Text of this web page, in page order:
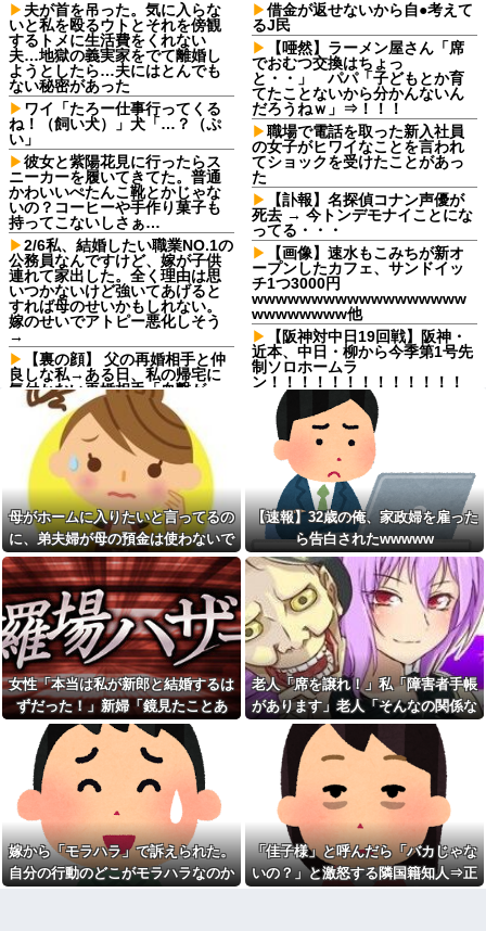
夫が首を吊った。気に入らな
いと私を殴るウトとそれを傍観
するトメに生活費をくれない
夫…地獄の義実家をでて離婚し
ようとしたら…夫にはとんでも
ない秘密があった
ワイ「たろー仕事行ってくる
ね！（飼い犬）」犬「…？（ぷ
い」
彼女と紫陽花見に行ったらス
ニーカーを履いてきてた。普通
かわいいぺたんこ靴とかじゃな
いの？コーヒーや手作り菓子も
持ってこないしさぁ…
2/6私、結婚したい職業NO.1の
公務員なんですけど、嫁が子供
連れて家出した。全く理由は思
いつかないけど強いてあげると
すれば母のせいかもしれない。
嫁のせいでアトピー悪化しそう
→
【裏の顔】 父の再婚相手と仲
良しな私→ある日、私の帰宅に
気付かない再婚相手「血繋がっ
てないのに大学費用出さなきゃ
いけないの腹立つわ…姑だった
ら先に亡くなるのに笑」私
「…」
【しまった…】 コトメに追い
出されたトメと二世帯住宅を建
て、「２F(夫婦のエリア)には絶
対に上がらない」という約束を
したが、早速破って2Fに上が...
【後編】我が家で集まりがあ
った後に子供の新品クロックス
が消えた。犯人のママがカバン
に入れるのを見た人もいるのに
相手旦那が「証拠は？」と認め
ない…...
高校の時本当に周囲と合わな
くて上手くやれなかった。→飲
み会で偶然同じ高校の人と出会
った
ドラッグストア勤務中。カー
ド払いの商品を現金で返金して
ほしいと言い張る女性客。断っ
ても引き下がらず、その後まさ
かの展開に…
亡き母からの借金を半分しか
返していない叔父がさらに金を
貸してほしいと訪ねてきた。完
済するまで貸せないと断ると…
友達の家に遊びに行ったらア
ルバムに私の写真が飾ってあっ
借金が返せないから自●考えて
るJ民
【唖然】ラーメン屋さん「席
でおむつ交換はちょっ
と・・」 パパ「子どもとか育
てたことないから分かんないん
だろうねｗ」⇒！！！
職場で電話を取った新入社員
の女子がヒワイなことを言われ
てショックを受けたことがあっ
た
【訃報】名探偵コナン声優が
死去 → 今トンデモナイことにな
ってる・・・
【画像】速水もこみちが新オ
ープンしたカフェ、サンドイッ
チ1つ3000円
wwwwwwwwwwwwwwwwww
wwwwwwww他
【阪神対中日19回戦】阪神・
近本、中日・柳から今季第1号先
制ソロホームラ
ン！！！！！！！！！！！！！
！！！！
パルワールドを43インチ4kで
プレイすると迫力がすごい！
宅配のにーちゃんが米を配達
してくれたら、さっきから外で
話し声が…？「おすそ分けなら
五キロで良いんだけどなぁ」私
(一体誰だよ?!)→夜、友人と飲ん
でいたらピンポーン→結果
スープカレー流行期にジャガ
イモ煮崩れでドロドロの「大惨
事カレー」を錬成してしまった
私、怒る母「こんなのスープカ
レーじゃない！」→私「作り直
す？」→母「捨てるの禁止！」
という逃げ場ゼロで理不尽すぎ
た
なんなのよ！！！すごいわ掃
除！！！！
職場で電話を取った新入社員
の女子がヒワイなことを言われ
てショックを受けたことがあっ
【ネット史】「鏡の中のアク
トレス事件」夫は正しかったの
に、なぜ喧嘩は終わらなかった
のか
【旦那の反応がコレ】夫の女
友達との闇交際が発覚？！その
恐ろしい内容が…ｗｗｗｗ
母がホームに入りたいと言ってるの
に、弟夫婦が母の預金は使わないで
と言ってきた。我が弟ながら情けな
くて溜息が出る
【速報】32歳の俺、家政婦を雇った
ら告白されたwwwww
女性「本当は私が新郎と結婚するは
ずだった！」新婦「鏡見たことあ
る？」→披露宴が一瞬で騒然となっ
老人「席を譲れ！」私「障害者手帳
があります」老人「そんなの関係な
い！」→暴言を浴びせられた直後、
周囲が動き出して…
嫁から「モラハラ」で訴えられた。
自分の行動のどこがモラハラなのか
「佳子様」と呼んだら「バカじゃな
いの？」と激怒する隣国籍知人⇒正